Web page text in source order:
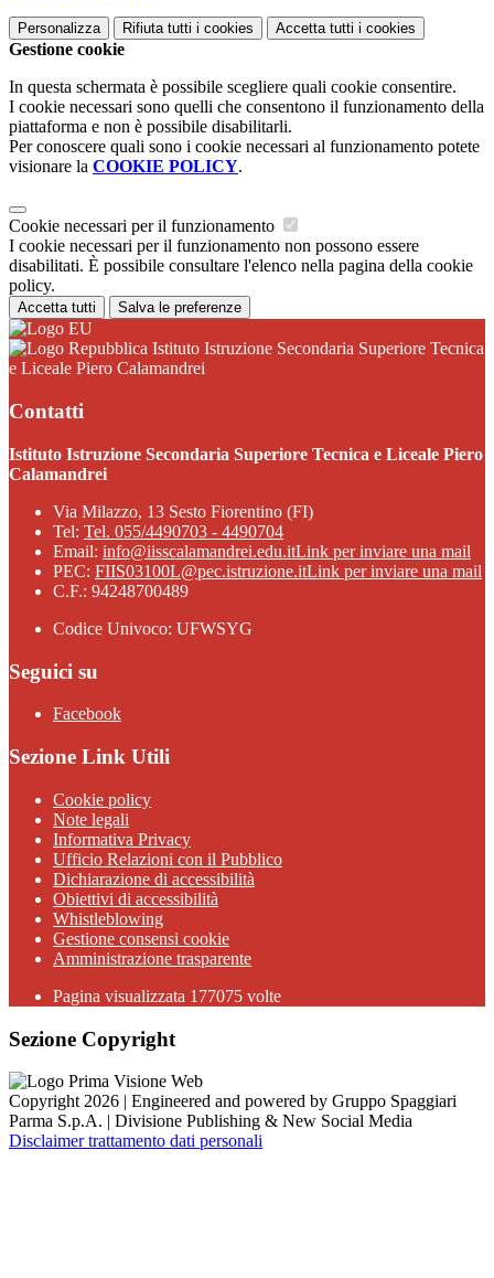
Personalizza Rifiuta tutti i cookies Accetta tutti i cookies
Gestione cookie
In questa schermata è possibile scegliere quali cookie consentire.
I cookie necessari sono quelli che consentono il funzionamento della
piattaforma e non è possibile disabilitarli.
Per conoscere quali sono i cookie necessari al funzionamento potete
visionare la COOKIE POLICY.
Cookie necessari per il funzionamento
I cookie necessari per il funzionamento non possono essere
disabilitati. È possibile consultare l'elenco nella pagina della cookie
policy.
Accetta tutti Salva le preferenze
Istituto Istruzione Secondaria Superiore Tecnica
e Liceale Piero Calamandrei
Contatti
Istituto Istruzione Secondaria Superiore Tecnica e Liceale Piero
Calamandrei
Via Milazzo, 13 Sesto Fiorentino (FI)
Tel: Tel. 055/4490703 - 4490704
Email: info@iisscalamandrei.edu.itLink per inviare una mail
PEC: FIIS03100L@pec.istruzione.itLink per inviare una mail
C.F.: 94248700489
Codice Univoco: UFWSYG
Seguici su
Facebook
Sezione Link Utili
Cookie policy
Note legali
Informativa Privacy
Ufficio Relazioni con il Pubblico
Dichiarazione di accessibilità
Obiettivi di accessibilità
Whistleblowing
Gestione consensi cookie
Amministrazione trasparente
Pagina visualizzata 177075 volte
Sezione Copyright
Copyright 2026 | Engineered and powered by Gruppo Spaggiari
Parma S.p.A. | Divisione Publishing & New Social Media
Disclaimer trattamento dati personali